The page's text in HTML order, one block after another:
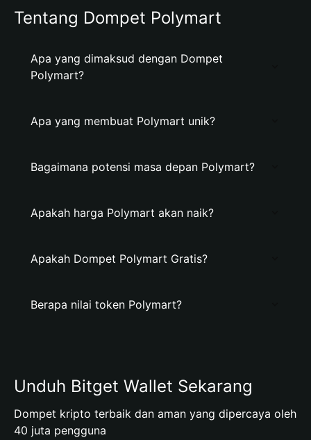
Tentang Dompet Polymart
Apa yang dimaksud dengan Dompet
Polymart?
Apa yang membuat Polymart unik?
Bagaimana potensi masa depan Polymart?
Apakah harga Polymart akan naik?
Apakah Dompet Polymart Gratis?
Berapa nilai token Polymart?
Unduh Bitget Wallet Sekarang
Dompet kripto terbaik dan aman yang dipercaya oleh
40 juta pengguna